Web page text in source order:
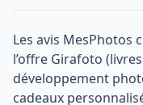
Les avis MesPhotos
l’offre Girafoto
développement
cadeaux